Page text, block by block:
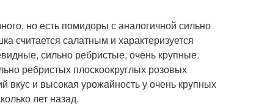
но есть помидоры с аналогичной сильно
считается салатным и характеризуется
сильно ребристые, очень крупные.
ребристых плоскоокруглых розовых
вкус и высокая урожайность у очень крупных
лет назад.